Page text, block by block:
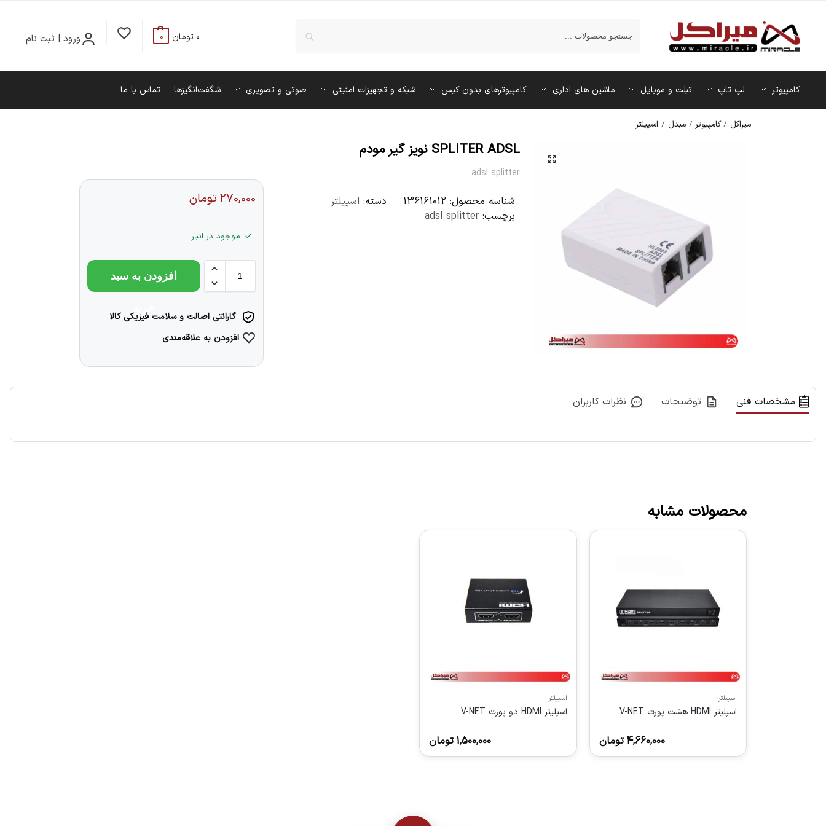
ورود | ثبت نام 0 تومان 0
کامپیوتر لپ تاپ تبلت و موبایل ماشین‌ های اداری کامپیوترهای بدون کیس شبکه و تجهیزات امنیتی صوتی و تصویری شگفت‌انگیزها تماس با ما
میراکل /کامپیوتر /مبدل / اسپیلتر
SPLITER ADSL نویز گیر مودم
adsl splitter
شناسه محصول: 136161012 دسته: اسپیلتر
برچسب:adsl splitter
270,000تومان
موجود در انبار
افزودن به سبد
گارانتی اصالت و سلامت فیزیکی کالا
افزودن به علاقه‌مندی
مشخصات فنی توضیحات نظرات کاربران
محصولات مشابه
اسپیلتر
اسپلیتر HDMI هشت پورت V-NET
4,660,000 تومان
اسپیلتر
اسپلیتر HDMI دو پورت V-NET
1,500,000 تومان